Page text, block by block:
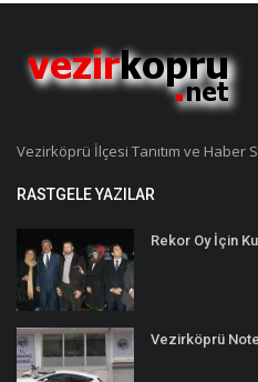
Vezirköprü İlçesi Tanıtım ve Haber
RASTGELE YAZILAR
Rekor Oy İçin
Vezirköprü